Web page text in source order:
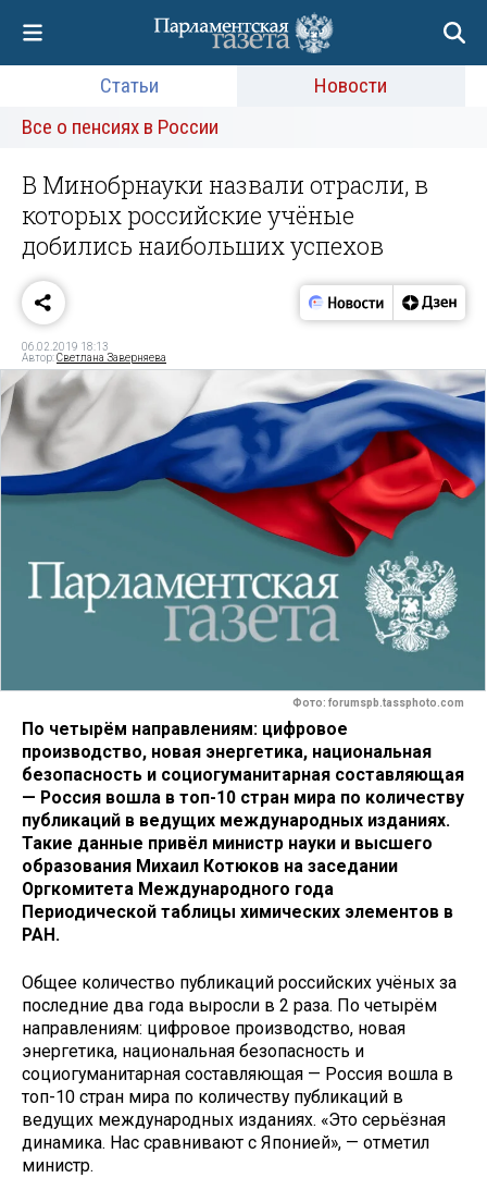
Статьи
Новости
Все о пенсиях в России
В Минобрнауки назвали отрасли, в
которых российские учёные
добились наибольших успехов
06.02.2019 18:13
Автор:Светлана Заверняева
Фото: forumspb.tassphoto.com
По четырём направлениям: цифровое
производство, новая энергетика, национальная
безопасность и социогуманитарная составляющая
— Россия вошла в топ-10 стран мира по количеству
публикаций в ведущих международных изданиях.
Такие данные привёл министр науки и высшего
образования Михаил Котюков на заседании
Оргкомитета Международного года
Периодической таблицы химических элементов в
РАН.
Общее количество публикаций российских учёных за
последние два года выросли в 2 раза. По четырём
направлениям: цифровое производство, новая
энергетика, национальная безопасность и
социогуманитарная составляющая — Россия вошла в
топ-10 стран мира по количеству публикаций в
ведущих международных изданиях. «Это серьёзная
динамика. Нас сравнивают с Японией», — отметил
министр.